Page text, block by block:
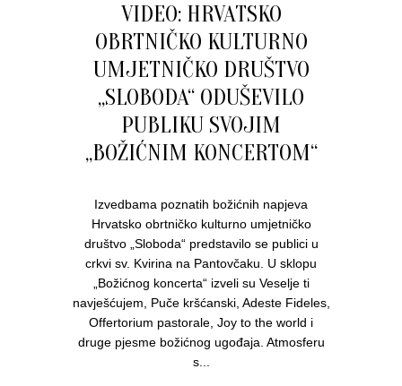
VIDEO: HRVATSKO
OBRTNIČKO KULTURNO
UMJETNIČKO DRUŠTVO
„SLOBODA“ ODUŠEVILO
PUBLIKU SVOJIM
„BOŽIĆNIM KONCERTOM“
Izvedbama poznatih božićnih napjeva
Hrvatsko obrtničko kulturno umjetničko
društvo „Sloboda“ predstavilo se publici u
crkvi sv. Kvirina na Pantovčaku. U sklopu
„Božićnog koncerta“ izveli su Veselje ti
navješćujem, Puče kršćanski, Adeste Fideles,
Offertorium pastorale, Joy to the world i
druge pjesme božićnog ugođaja. Atmosferu
s...